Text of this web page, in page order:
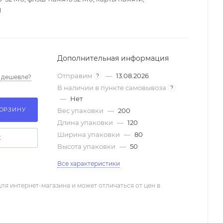
Дополнительная информация
Отправим ? — 13.08.2026
В наличии в пункте самовывоза
?
— Нет
Вес упаковки — 200
Длина упаковки — 120
Ширина упаковки — 80
Высота упаковки — 50
Все характеристики
интернет-магазина и может отличаться от цен в